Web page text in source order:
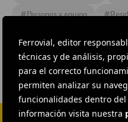
Ferrovial, editor
técnicas y de análisis,
para el correcto
permiten analizar su
funcionalidades dentro del
información visita nuestra
#Personas y equipo #